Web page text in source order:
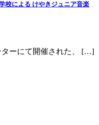
校による けやきジュニア音楽
ターにて開催された、 […]